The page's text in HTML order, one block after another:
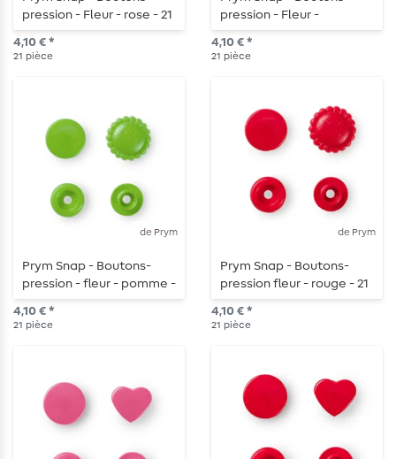
pression - Fleur - rose - 21
pièces
4,10 € *
21 pièce
pression - Fleur -
turquoise - 21 pièces
4,10 € *
21 pièce
de Prym
Prym Snap - Boutons-
pression - fleur - pomme -
21 pièces
4,10 € *
21 pièce
de Prym
Prym Snap - Boutons-
pression fleur - rouge - 21
pièces
4,10 € *
21 pièce